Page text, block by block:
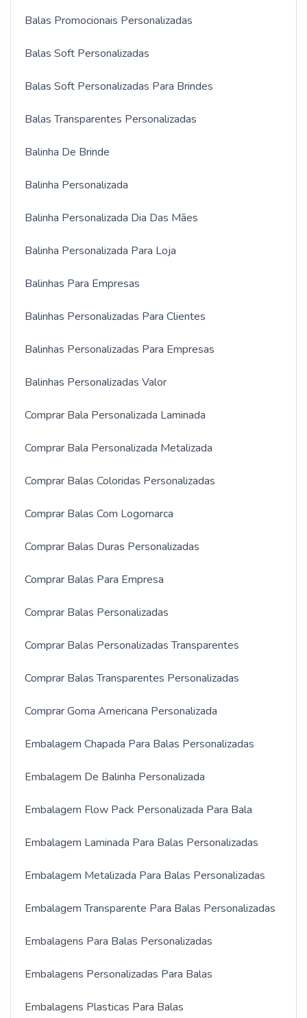
Balas Promocionais Personalizadas
Balas Soft Personalizadas
Balas Soft Personalizadas Para Brindes
Balas Transparentes Personalizadas
Balinha De Brinde
Balinha Personalizada
Balinha Personalizada Dia Das Mães
Balinha Personalizada Para Loja
Balinhas Para Empresas
Balinhas Personalizadas Para Clientes
Balinhas Personalizadas Para Empresas
Balinhas Personalizadas Valor
Comprar Bala Personalizada Laminada
Comprar Bala Personalizada Metalizada
Comprar Balas Coloridas Personalizadas
Comprar Balas Com Logomarca
Comprar Balas Duras Personalizadas
Comprar Balas Para Empresa
Comprar Balas Personalizadas
Comprar Balas Personalizadas Transparentes
Comprar Balas Transparentes Personalizadas
Comprar Goma Americana Personalizada
Embalagem Chapada Para Balas Personalizadas
Embalagem De Balinha Personalizada
Embalagem Flow Pack Personalizada Para Bala
Embalagem Laminada Para Balas Personalizadas
Embalagem Metalizada Para Balas Personalizadas
Embalagem Transparente Para Balas Personalizadas
Embalagens Para Balas Personalizadas
Embalagens Personalizadas Para Balas
Embalagens Plasticas Para Balas